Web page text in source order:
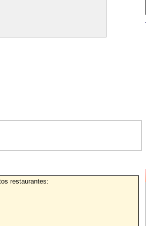
restaurantes: